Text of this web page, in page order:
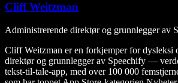
Cliff Weitzman
Administrerende direktør og grunnlegger av
Cliff Weitzman er en forkjemper for dysleksi
direktør og grunnlegger av Speechify —
tekst-til-tale-app, med over 100 000